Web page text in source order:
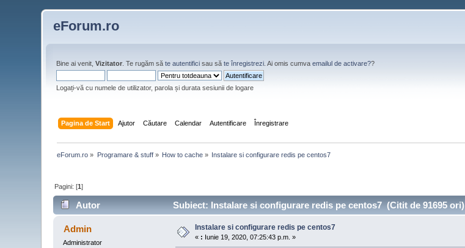
eForum.ro
Bine ai venit,Vizitator . Te rugăm săte autentifici sau săte înregistrezi . Ai omis cumvaemailul de activare??
Logați-vă cu numele de utilizator, parola și durata sesiunii de logare
Pagina de Start Ajutor Căutare Calendar Autentificare Înregistrare
eForum.ro » Programare & stuff» How to cache » Instalare si configurare redis pe centos7
Pagini: [1]
Autor Subiect: Instalare si configurare redis pe centos7 (Citit de 91695 ori)
Admin
Administrator
Instalare si configurare redis pe centos7
« : Iunie 19, 2020, 07:25:43 p.m. »